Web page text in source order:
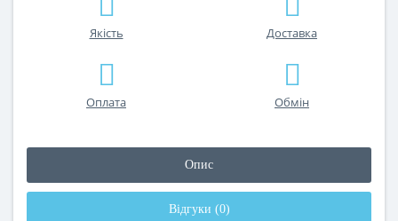
Якість Доставка
Оплата Обмін
Опис
Відгуки (0)